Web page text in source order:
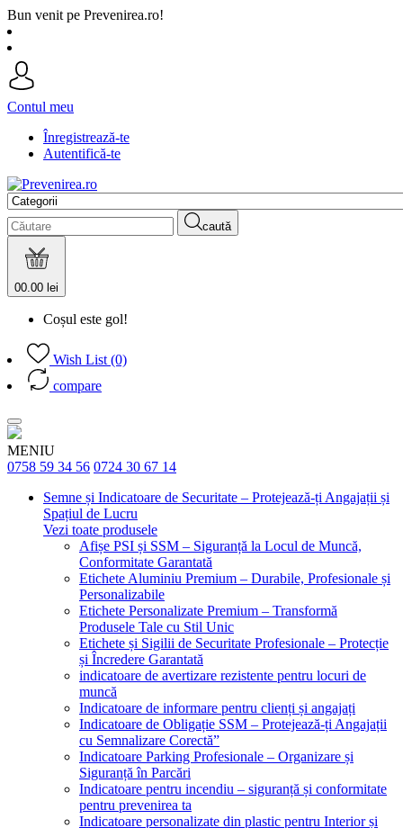
Bun venit pe Prevenirea.ro!
Contul meu
Înregistrează-te
Autentifică-te
caută
00.00 lei
Coșul este gol!
Wish List (0)
compare
MENIU
0758 59 34 56 0724 30 67 14
Semne și Indicatoare de Securitate – Protejează-ți Angajații și
Spațiul de Lucru
Vezi toate produsele
Afișe PSI și SSM – Siguranță la Locul de Muncă,
Conformitate Garantată
Etichete Aluminiu Premium – Durabile, Profesionale și
Personalizabile
Etichete Personalizate Premium – Transformă
Produsele Tale cu Stil Unic
Etichete și Sigilii de Securitate Profesionale – Protecție
și Încredere Garantată
indicatoare de avertizare rezistente pentru locuri de
muncă
Indicatoare de informare pentru clienți și angajați
Indicatoare de Obligație SSM – Protejează-ți Angajații
cu Semnalizare Corectă”
Indicatoare Parking Profesionale – Organizare și
Siguranță în Parcări
Indicatoare pentru incendiu – siguranță și conformitate
pentru prevenirea ta
Indicatoare personalizate din plastic pentru Interior și